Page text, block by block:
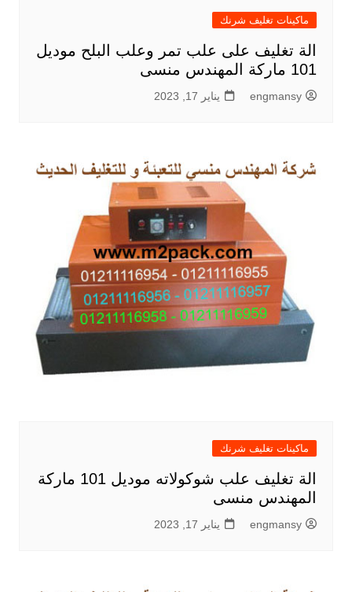
ماكينات تغليف شرنك
الة تغليف على علب تمر وعلب البلح موديل
101 ماركة المهندس منسى
engmansy يناير 17, 2023
ماكينات تغليف شرنك
الة تغليف علب شوكولاته موديل 101 ماركة
المهندس منسى
engmansy يناير 17, 2023